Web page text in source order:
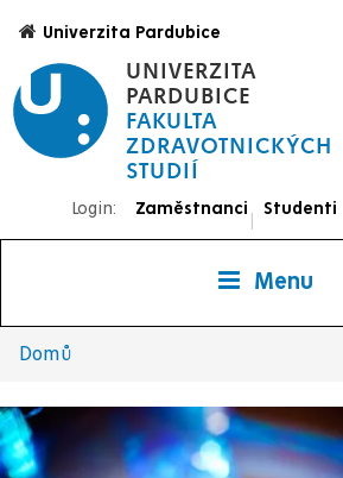
hlavnímu
obsahu
UNIVERZITA
PARDUBICE
FAKULTA
ZDRAVOTNICKÝCH
STUDIÍ
Univerzita Pardubice
Login: Zaměstnanci
|
Studenti
Menu
navigace
Domů